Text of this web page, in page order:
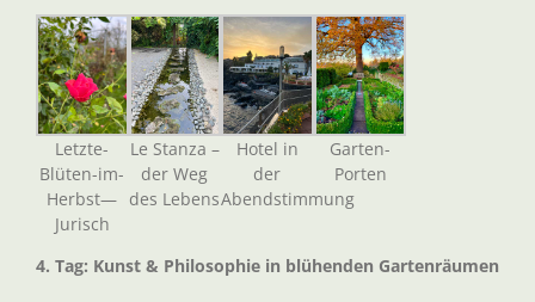
Letzte-
Blüten-im-
Herbst—
Jurisch
Le Stanza –
der Weg
des Lebens
Hotel in
der
Abendstimmung
Garten-
Porten
4. Tag: Kunst & Philosophie in blühenden Gartenräumen